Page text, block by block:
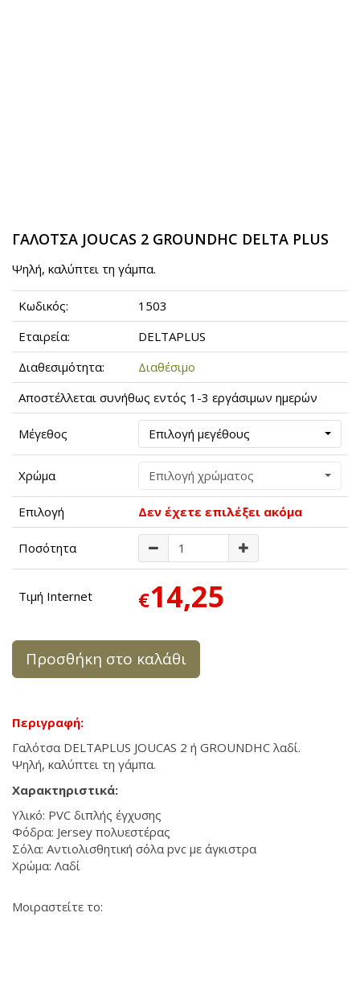
ΓΑΛΟΤΣΑ JOUCAS 2 GROUNDHC DELTA PLUS
Ψηλή, καλύπτει τη γάμπα.
Κωδικός:
1503
Εταιρεία:
DELTAPLUS
Διαθεσιμότητα:
Διαθέσιμο
Αποστέλλεται συνήθως εντός 1-3 εργάσιμων ημερών
Μέγεθος Επιλογή μεγέθους
Χρώμα Επιλογή χρώματος
Επιλογή Δεν έχετε επιλέξει ακόμα
Ποσότητα
Τιμή Internet €14,25
Προσθήκη στο καλάθι
Περιγραφή:
Γαλότσα DELTAPLUS JOUCAS 2 ή GROUNDHC λαδί.
Ψηλή, καλύπτει τη γάμπα.
Χαρακτηριστικά:
Υλικό: PVC διπλής έγχυσης
Φόδρα: Jersey πολυεστέρας
Σόλα: Αντιολισθητική σόλα pvc με άγκιστρα
Χρώμα: Λαδί
Μοιραστείτε το: